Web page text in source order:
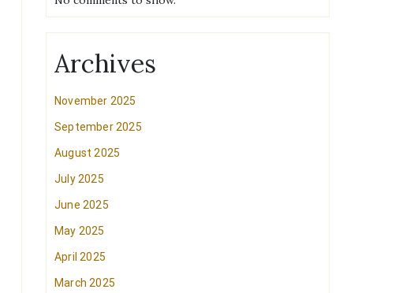
Archives
November 2025
September 2025
August 2025
July 2025
June 2025
May 2025
April 2025
March 2025